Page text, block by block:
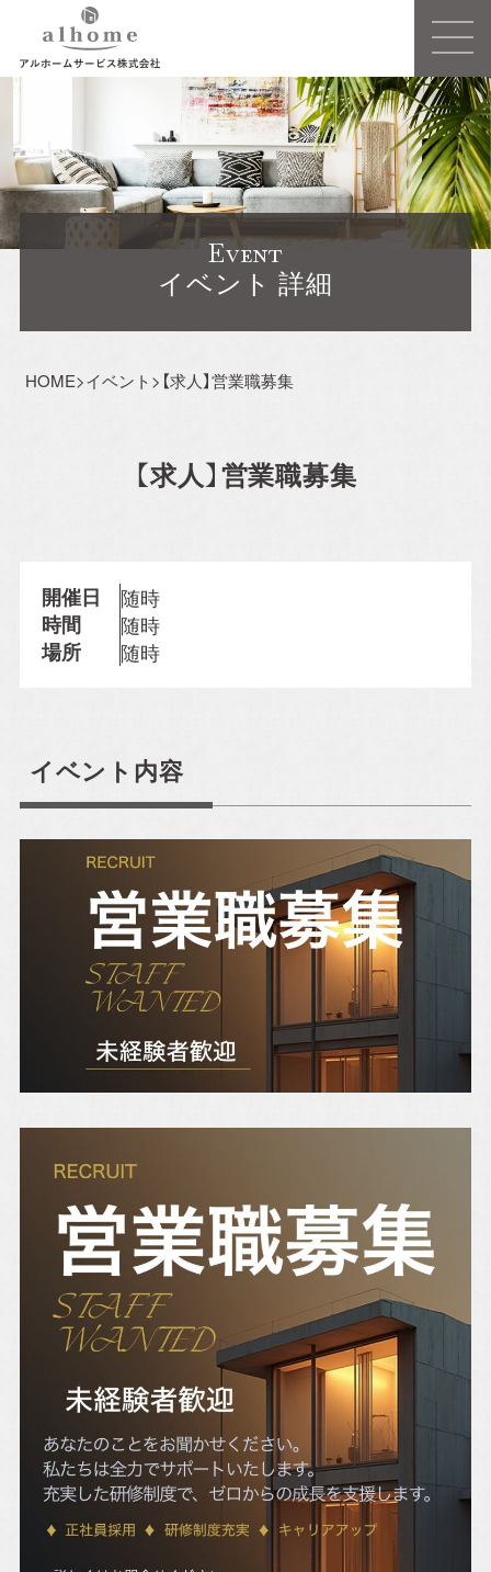
Concept
事業概要
注文住宅ーSIMPLE NOTEー
売買/仲介
Property Information
分譲住宅
Company
スタッフ紹介
スタッフブログ
おのちゃん日記
おうち日記
Contact
お問い合わせ
プライバシーポリシー
ご来場予約
Event Reservation
Event
イベント 詳細
HOME>イベント> 【求人】営業職募集
【求人】営業職募集
開催日
随時
時間
随時
場所
随時
イベント内容